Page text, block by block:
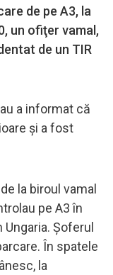
de pe A3, la
un ofiţer vamal,
de un TIR
a informat că
și a fost
la biroul vamal
pe A3 în
Șoferul
În spatele
la